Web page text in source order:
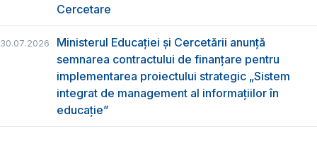
Cercetare
30.07.2026
Ministerul Educației și Cercetării anunță
semnarea contractului de finanțare pentru
implementarea proiectului strategic „Sistem
integrat de management al informațiilor în
educație”